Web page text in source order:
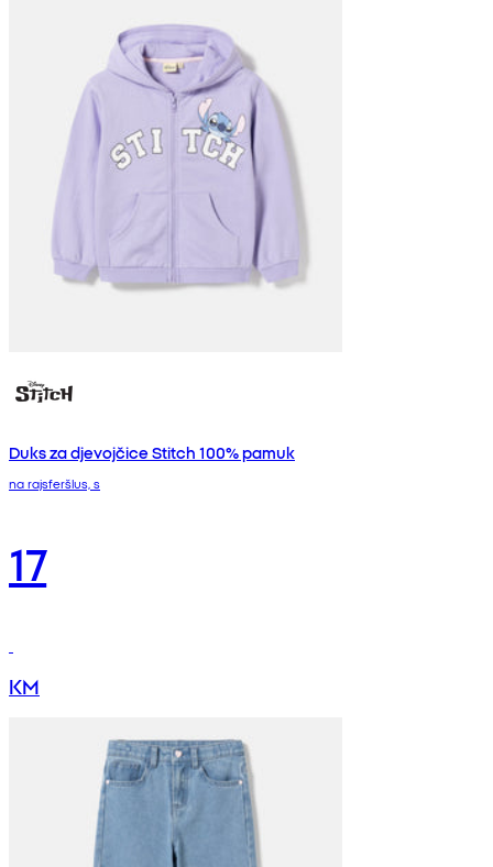
Duks za djevojčice Stitch 100% pamuk
na rajsferšlus, s
17
KM